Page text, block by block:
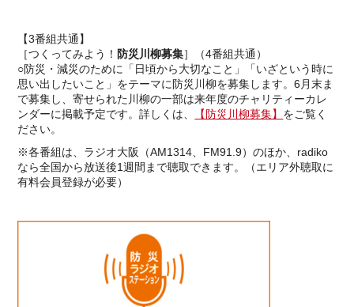
【3番組共通】
［つくってみよう！ 防災川柳募集］（4番組共通）
○防災・減災のために「日頃から大切なこと」「いざという時に
思い出したいこと」をテーマに防災川柳を募集します。6月末ま
で募集し、寄せられた川柳の一部は来年度のチャリティーカレ
ンダーに掲載予定です。詳しくは、
【防災川柳募集】 をご覧く
ださい。
※各番組は、ラジオ大阪（AM1314、FM91.9）のほか、radiko
なら全国から放送後1週間まで聴取できます。（エリア外聴取に
有料会員登録が必要）